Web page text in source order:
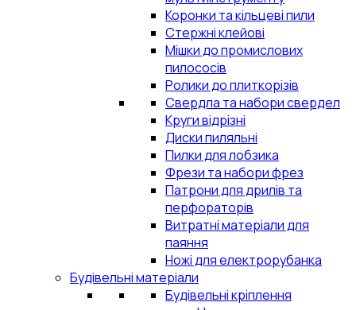
Коронки та кільцеві пили
Стержні клейові
Мішки до промислових
пилососів
Ролики до плиткорізів
Свердла та набори свердел
Круги відрізні
Диски пиляльні
Пилки для лобзика
Фрези та набори фрез
Патрони для дрилів та
перфораторів
Витратні матеріали для
паяння
Ножі для електрорубанка
Будівельні матеріали
Будівельні кріплення